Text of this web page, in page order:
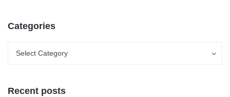
Categories
Select Category
Recent posts